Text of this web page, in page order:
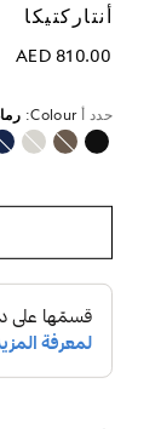
أنتاركتيكا
AED 810.00
حدد أColour:
محدد